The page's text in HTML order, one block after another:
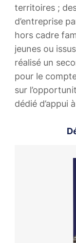
territoires ;
d’entreprise
hors cadre
jeunes ou
réalisé un
pour le
sur
dédié d’appui